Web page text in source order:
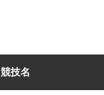
競技名